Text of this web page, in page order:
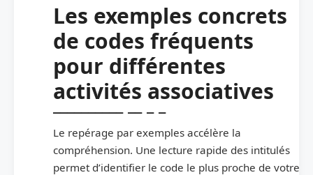
Les exemples concrets
de codes fréquents
pour différentes
activités associatives
Le repérage par exemples accélère la
compréhension. Une lecture rapide des intitulés
permet d’identifier le code le plus proche de votre